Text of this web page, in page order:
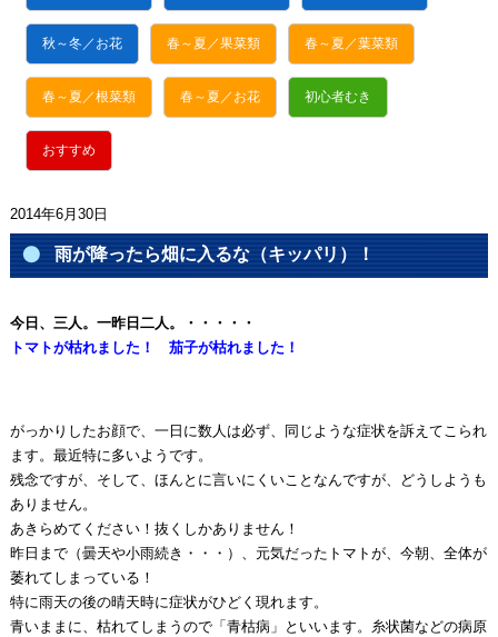
秋～冬／お花 春～夏／果菜類 春～夏／葉菜類
春～夏／根菜類 春～夏／お花 初心者むき
おすすめ
2014年6月30日
雨が降ったら畑に入るな（キッパリ）！
今日、三人。一昨日二人。・・・・・
トマトが枯れました！ 茄子が枯れました！
がっかりしたお顔で、一日に数人は必ず、同じような症状を訴えてこられ
ます。最近特に多いようです。
残念ですが、そして、ほんとに言いにくいことなんですが、どうしようも
ありません。
あきらめてください！抜くしかありません！
昨日まで（曇天や小雨続き・・・）、元気だったトマトが、今朝、全体が
萎れてしまっている！
特に雨天の後の晴天時に症状がひどく現れます。
青いままに、枯れてしまうので「青枯病」といいます。糸状菌などの病原